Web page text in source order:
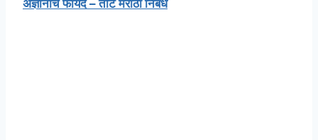
अज्ञानाचे फायदे – तोटे मराठी निबंध